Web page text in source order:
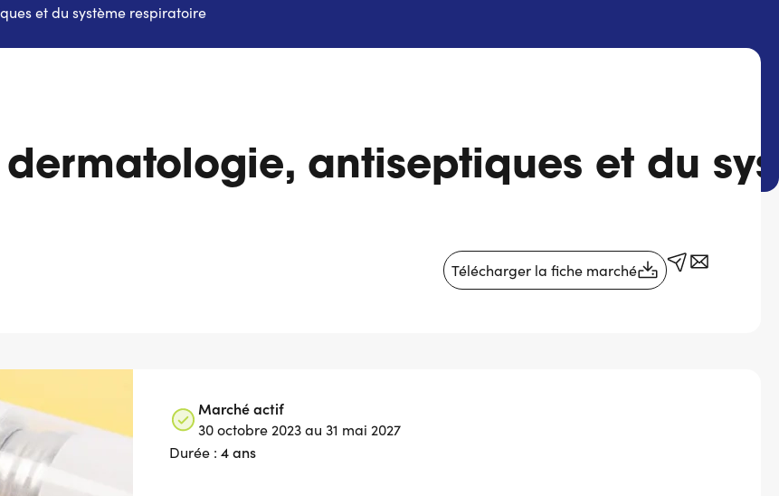
et du système respiratoire
antiseptiques et du
Télécharger la fiche marché
Marché actif
30 octobre 2023 au 31 mai 2027
Durée : 4 ans